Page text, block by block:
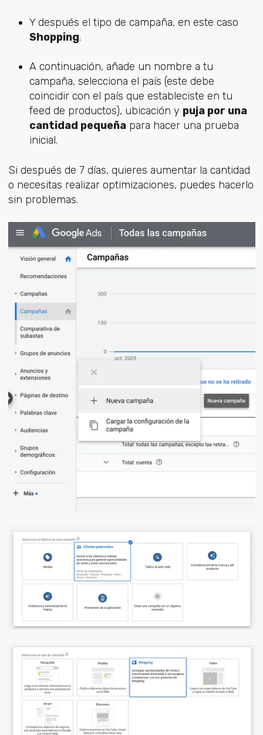
Y después el tipo de campaña, en este caso
Shopping.
A continuación, añade un nombre a tu
campaña, selecciona el país (este debe
coincidir con el país que estableciste en tu
feed de productos), ubicación y puja por una
cantidad pequeñapara hacer una prueba
inicial.
Si después de 7 días, quieres aumentar la cantidad
o necesitas realizar optimizaciones, puedes hacerlo
sin problemas.